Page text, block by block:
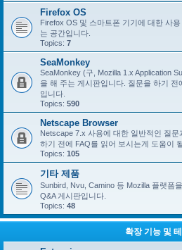
Firefox OS
Firefox OS 및 스마트폰 기기에 대한 사
는 공간입니다.
Topics: 7
SeaMonkey
SeaMonkey (구, Mozilla 1.x Application
을 해 주는 게시판입니다. 질문을 하기
입니다.
Topics: 590
Netscape Browser
Netscape 7.x 사용에 대한 일반적인 질
하기 전에 FAQ를 읽어 보시는게 도움이
Topics: 105
기타 제품
Sunbird, Nvu, Camino 등 Mozilla 플랫폼
Q&A 게시판입니다.
Topics: 48
확장 기능 및